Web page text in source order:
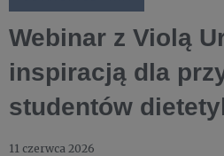
Webinar z Violą
inspiracją dla
studentów
11 czerwca 2026